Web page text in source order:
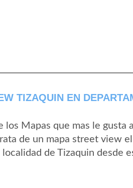
TIZAQUIN EN
los Mapas que mas le gusta
de un mapa street view
de Tizaquin desde